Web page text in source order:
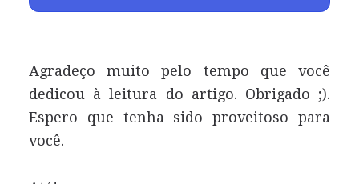
Agradeço muito pelo tempo que você
dedicou à leitura do artigo. Obrigado ;).
Espero que tenha sido proveitoso para
você.